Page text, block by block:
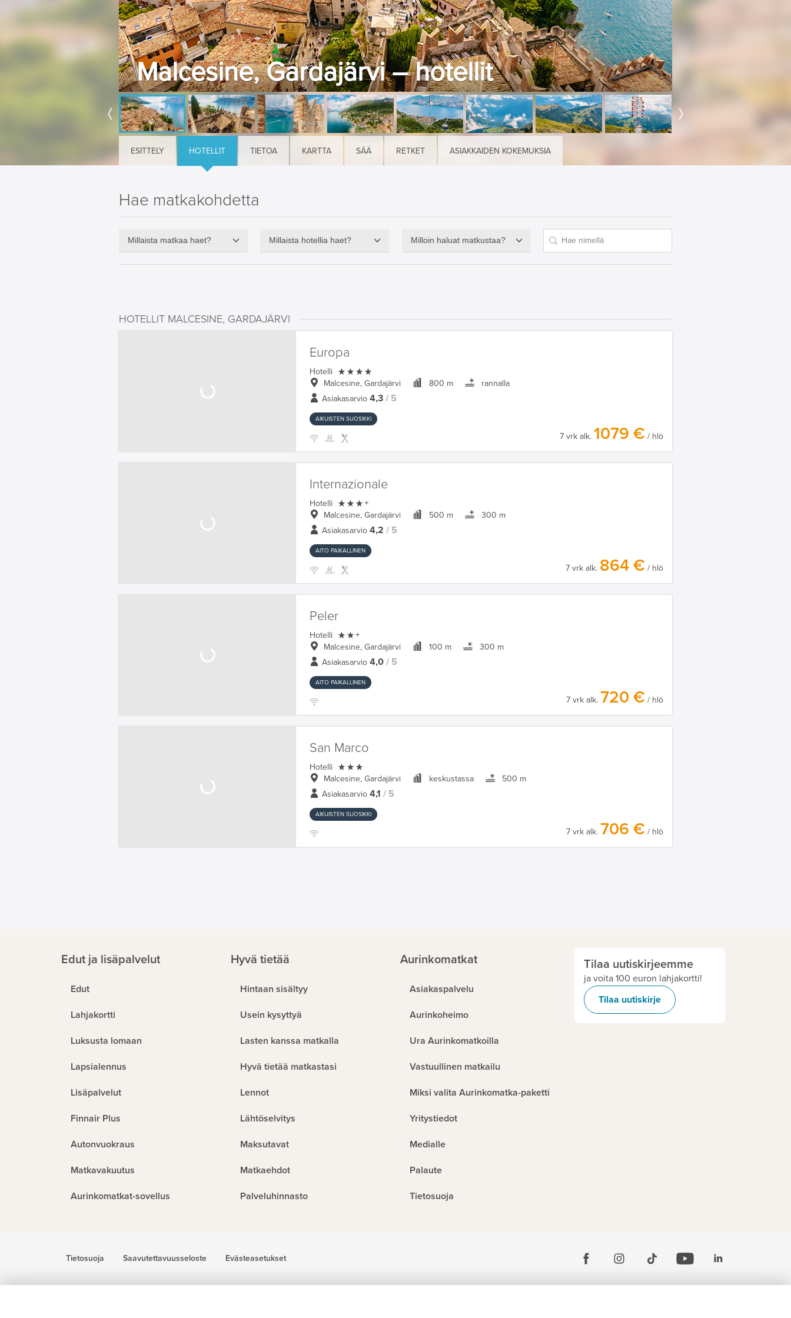
Malcesine, Gardajärvi – hotellit
ESITTELY HOTELLIT TIETOA KARTTA SÄÄ RETKET ASIAKKAIDEN KOKEMUKSIA
Hae matkakohdetta
Millaista matkaa haet? Millaista hotellia haet? Milloin haluat matkustaa?
HOTELLIT MALCESINE, GARDAJÄRVI
Europa
Hotelli 
Malcesine, Gardajärvi 800 m
rannalla
Asiakasarvio 4,3/ 5
AIKUISTEN SUOSIKKI
7 vrk alk. 1079 € / hlö
Internazionale
Hotelli  +
Malcesine, Gardajärvi 500 m
300 m
Asiakasarvio 4,2/ 5
AITO PAIKALLINEN
7 vrk alk. 864 € / hlö
Peler
Hotelli  +
Malcesine, Gardajärvi 100 m
300 m
Asiakasarvio 4,0/ 5
AITO PAIKALLINEN
7 vrk alk. 720 € / hlö
San Marco
Hotelli 
Malcesine, Gardajärvi keskustassa
500 m
Asiakasarvio 4,1/ 5
AIKUISTEN SUOSIKKI
7 vrk alk. 706 € / hlö
Edut ja lisäpalvelut
Edut
Lahjakortti
Luksusta lomaan
Lapsialennus
Lisäpalvelut
Finnair Plus
Autonvuokraus
Matkavakuutus
Aurinkomatkat-sovellus
Hyvä tietää
Hintaan sisältyy
Usein kysyttyä
Lasten kanssa matkalla
Hyvä tietää matkastasi
Lennot
Lähtöselvitys
Maksutavat
Matkaehdot
Palveluhinnasto
Aurinkomatkat
Asiakaspalvelu
Aurinkoheimo
Ura Aurinkomatkoilla
Vastuullinen matkailu
Miksi valita Aurinkomatka-paketti
Yritystiedot
Medialle
Palaute
Tietosuoja
Tilaa uutiskirjeemme
ja voita 100 euron lahjakortti!
Tilaa uutiskirje
Tietosuoja Saavutettavuusseloste Evästeasetukset